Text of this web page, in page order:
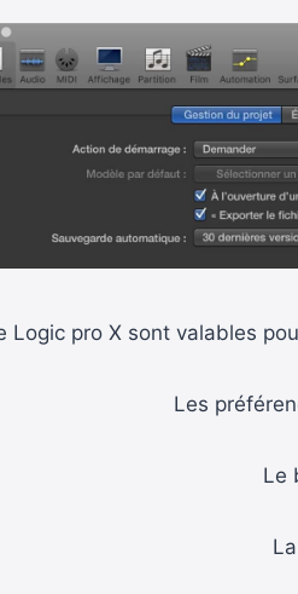
Logic pro X sont valables
Les
Le